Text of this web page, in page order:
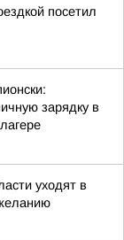
посетил
зарядку в
уходят в